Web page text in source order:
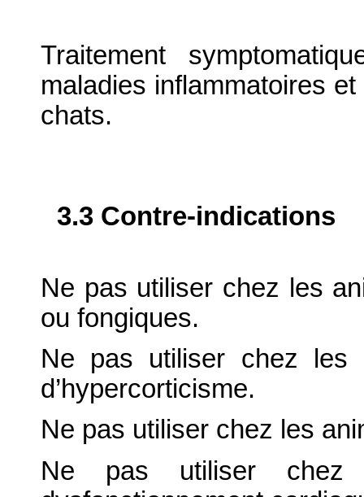
Traitement
maladies inflammatoires
chats.
3.3 Contre-indications
Ne pas utiliser chez les
ou fongiques.
Ne pas utiliser chez les
d’hypercorticisme.
Ne pas utiliser chez les
Ne pas utiliser chez